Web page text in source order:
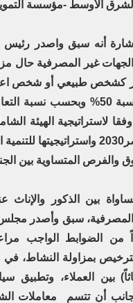
الأوسط -مؤسسة
غير المصرفية حال
كشخص طبيعي أو شخص
الخدمات بنسبة 50% وبحسب
مع رؤية مصر2030
والفرص المتساوية بين
بين الذكور والإناث
من الضوابط الواجب
بمزاولة النشاط،
بين العملاء، وتطبيق
أن تتسم معاملات